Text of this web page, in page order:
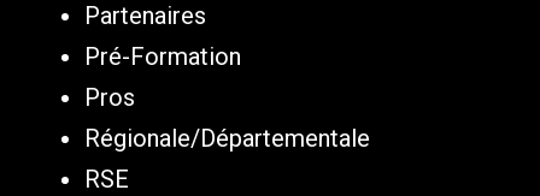
Partenaires
Pré-Formation
Pros
Régionale/Départementale
RSE